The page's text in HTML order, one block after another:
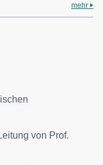
mehr
von Prof.